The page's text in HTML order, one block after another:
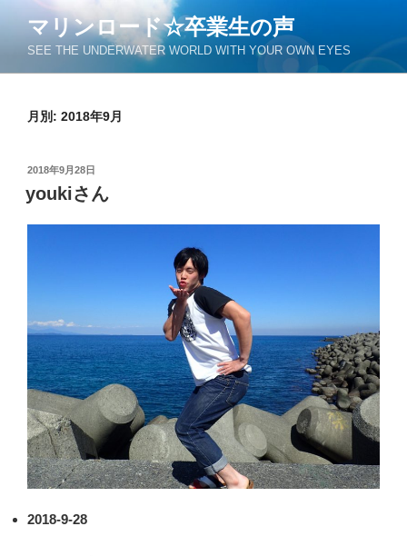
ン
マリンロード☆卒業生の声
SEE THE UNDERWATER WORLD WITH YOUR OWN EYES
月別: 2018年9月
投
日:
2018年9月28日
youkiさん
2018-9-28